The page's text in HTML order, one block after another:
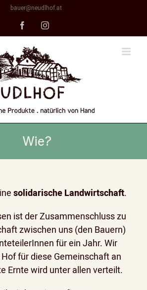
bauer@neudlhof.at
FacebookInstagram
Wie?
solidarische Landwirtschaft.
ist der Zusammenschluss zu
zwischen uns (den Bauern)
für ein Jahr. Wir
für diese Gemeinschaft an
Ernte wird unter allen verteilt.